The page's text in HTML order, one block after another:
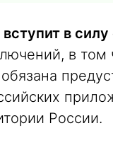
в
в
России.